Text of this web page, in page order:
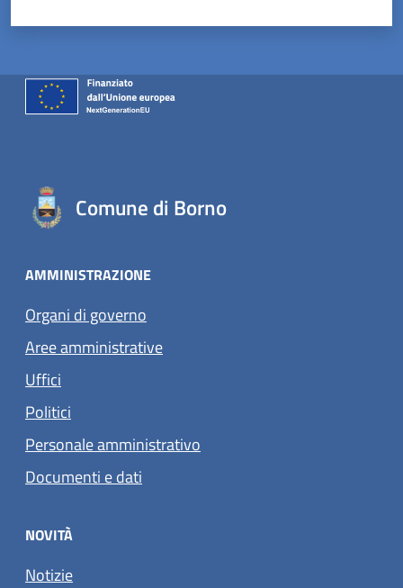
Comune di Borno
AMMINISTRAZIONE
Organi di governo
Aree amministrative
Uffici
Politici
Personale amministrativo
Documenti e dati
NOVITÀ
Notizie